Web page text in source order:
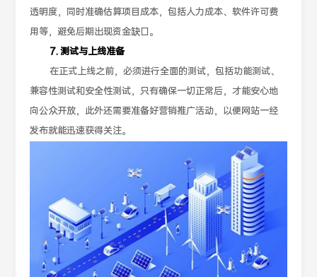
透明度，同时准确估算项目成本，包括人力成本、软件许可费
用等，避免后期出现资金缺口。
7. 测试与上线准备
在正式上线之前，必须进行全面的测试，包括功能测试、
兼容性测试和安全性测试，只有确保一切正常后，才能安心地
向公众开放，此外还需要准备好营销推广活动，以便网站一经
发布就能迅速获得关注。